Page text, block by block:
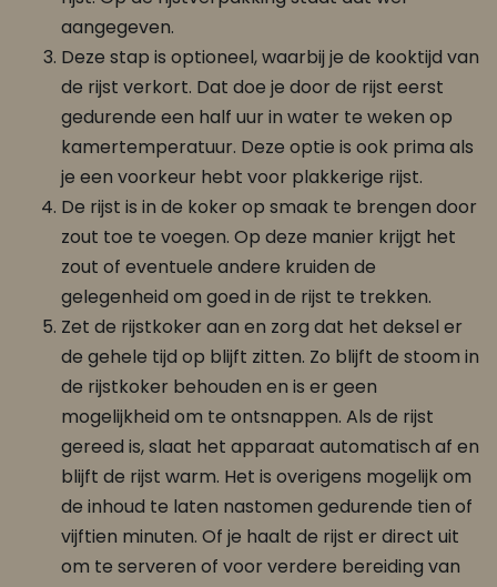
aangegeven.
Deze stap is optioneel, waarbij je de kooktijd van
de rijst verkort. Dat doe je door de rijst eerst
gedurende een half uur in water te weken op
kamertemperatuur. Deze optie is ook prima als
je een voorkeur hebt voor plakkerige rijst.
De rijst is in de koker op smaak te brengen door
zout toe te voegen. Op deze manier krijgt het
zout of eventuele andere kruiden de
gelegenheid om goed in de rijst te trekken.
Zet de rijstkoker aan en zorg dat het deksel er
de gehele tijd op blijft zitten. Zo blijft de stoom in
de rijstkoker behouden en is er geen
mogelijkheid om te ontsnappen. Als de rijst
gereed is, slaat het apparaat automatisch af en
blijft de rijst warm. Het is overigens mogelijk om
de inhoud te laten nastomen gedurende tien of
vijftien minuten. Of je haalt de rijst er direct uit
om te serveren of voor verdere bereiding van